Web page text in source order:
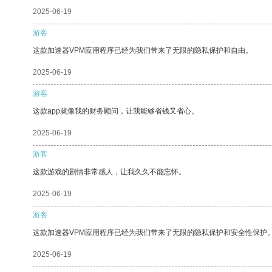
2025-06-19
游客
这款加速器VPM应用程序已经为我们带来了无限的隐私保护和自由。
2025-06-19
游客
这款app就像我的财务顾问，让我能够省钱又省心。
2025-06-19
游客
这款游戏的剧情非常感人，让我久久不能忘怀。
2025-06-19
游客
这款加速器VPM应用程序已经为我们带来了无限的隐私保护和安全性保护
2025-06-19